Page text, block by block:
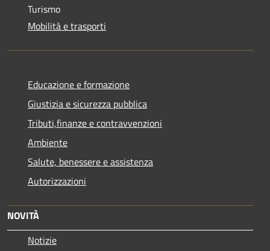
Turismo
Mobilità e trasporti
Educazione e formazione
Giustizia e sicurezza pubblica
Tributi,finanze e contravvenzioni
Ambiente
Salute, benessere e assistenza
Autorizzazioni
NOVITÀ
Notizie